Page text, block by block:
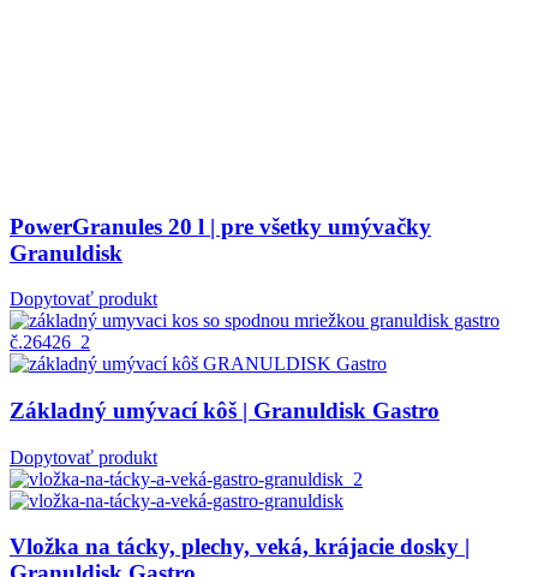
PowerGranules 20 l | pre všetky umývačky
Granuldisk
Dopytovať produkt
Základný umývací kôš | Granuldisk Gastro
Dopytovať produkt
Vložka na tácky, plechy, veká, krájacie dosky |